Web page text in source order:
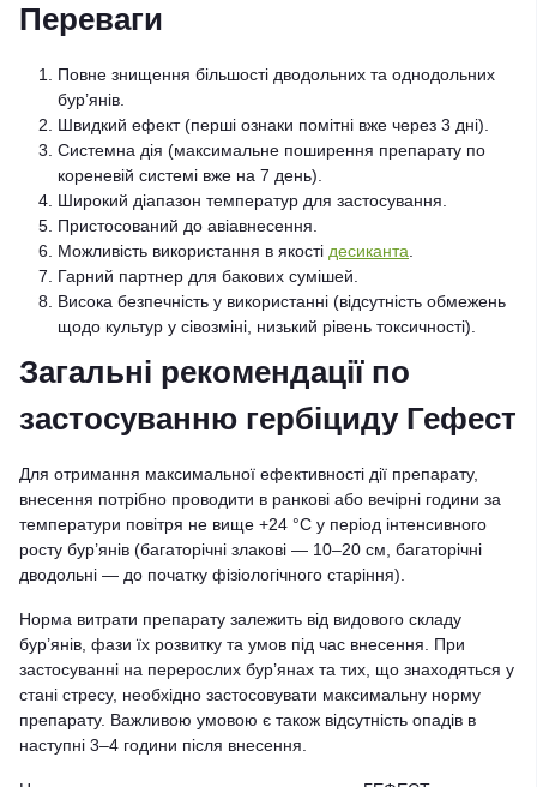
Переваги
Повне знищення більшості дводольних та однодольних
бур’янів.
Швидкий ефект (перші ознаки помітні вже через 3 дні).
Системна дія (максимальне поширення препарату по
кореневій системі вже на 7 день).
Широкий діапазон температур для застосування.
Пристосований до авіавнесення.
Можливість використання в якості десиканта
Гарний партнер для бакових сумішей.
Висока безпечність у використанні (відсутність обмежень
щодо культур у сівозміні, низький рівень токсичності).
Загальні рекомендації по
застосуванню гербіциду Гефест
Для отримання максимальної ефективності дії препарату,
внесення потрібно проводити в ранкові або вечірні години за
температури повітря не вище +24 °C у період інтенсивного
росту бур’янів (багаторічні злакові — 10–20 см, багаторічні
дводольні — до початку фізіологічного старіння).
Норма витрати препарату залежить від видового складу
бур’янів, фази їх розвитку та умов під час внесення. При
застосуванні на перерослих бур’янах та тих, що знаходяться у
стані стресу, необхідно застосовувати максимальну норму
препарату. Важливою умовою є також відсутність опадів в
наступні 3–4 години після внесення.